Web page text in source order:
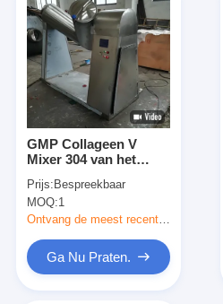
GMP Collageen V
Mixer 304 van het
staal het Mengen zich
Machine
Prijs: Bespreekbaar
MOQ:1
Ontvang de meest recente Prijs
Ga Nu Praten.